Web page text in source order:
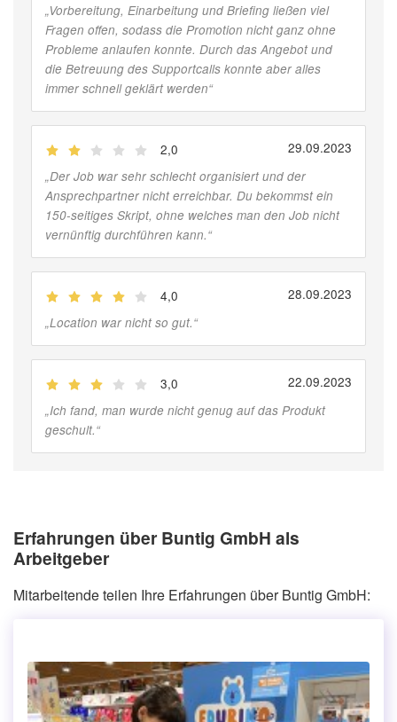
„Vorbereitung, Einarbeitung und Briefing ließen viel
Fragen offen, sodass die Promotion nicht ganz ohne
Probleme anlaufen konnte. Durch das Angebot und
die Betreuung des Supportcalls konnte aber alles
immer schnell geklärt werden“
2,0 29.09.2023
„Der Job war sehr schlecht organisiert und der
Ansprechpartner nicht erreichbar. Du bekommst ein
150-seitiges Skript, ohne welches man den Job nicht
vernünftig durchführen kann.“
4,0 28.09.2023
„Location war nicht so gut.“
3,0 22.09.2023
„Ich fand, man wurde nicht genug auf das Produkt
geschult.“
Erfahrungen über Buntig GmbH als
Arbeitgeber
Mitarbeitende teilen Ihre Erfahrungen über Buntig GmbH: